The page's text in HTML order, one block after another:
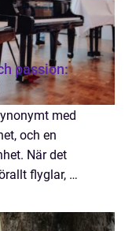
passion:
med
och en
När det
flyglar, är